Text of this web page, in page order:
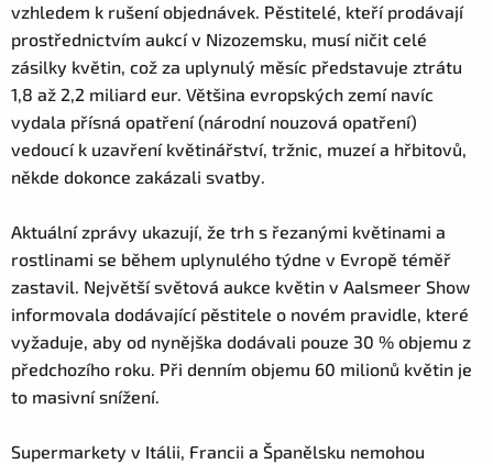
vzhledem k rušení objednávek. Pěstitelé, kteří prodávají
prostřednictvím aukcí v Nizozemsku, musí ničit celé
zásilky květin, což za uplynulý měsíc představuje ztrátu
1,8 až 2,2 miliard eur. Většina evropských zemí navíc
vydala přísná opatření (národní nouzová opatření)
vedoucí k uzavření květinářství, tržnic, muzeí a hřbitovů,
někde dokonce zakázali svatby.
Aktuální zprávy ukazují, že trh s řezanými květinami a
rostlinami se během uplynulého týdne v Evropě téměř
zastavil. Největší světová aukce květin v Aalsmeer Show
informovala dodávající pěstitele o novém pravidle, které
vyžaduje, aby od nynějška dodávali pouze 30 % objemu z
předchozího roku. Při denním objemu 60 milionů květin je
to masivní snížení.
Supermarkety v Itálii, Francii a Španělsku nemohou